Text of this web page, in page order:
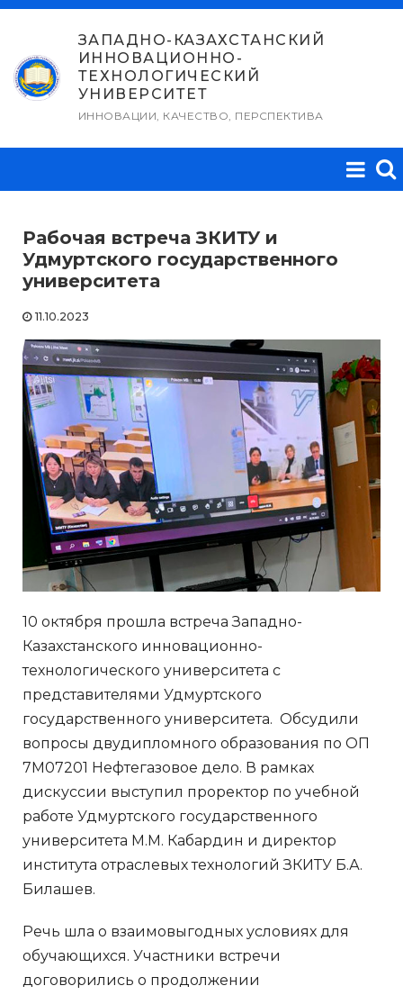
Перейти
содержимому
ЗАПАДНО-КАЗАХСТАНСКИЙ
ИННОВАЦИОННО-
ТЕХНОЛОГИЧЕСКИЙ
УНИВЕРСИТЕТ
ИННОВАЦИИ, КАЧЕСТВО, ПЕРСПЕКТИВА
Рабочая встреча ЗКИТУ и
Удмуртского государственного
университета
11.10.2023
10 октября прошла встреча Западно-
Казахстанского инновационно-
технологического университета с
представителями Удмуртского
государственного университета. Обсудили
вопросы двудипломного образования по ОП
7М07201 Нефтегазовое дело. В рамках
дискуссии выступил проректор по учебной
работе Удмуртского государственного
университета М.М. Кабардин и директор
института отраслевых технологий ЗКИТУ Б.А.
Билашев.
Речь шла о взаимовыгодных условиях для
обучающихся. Участники встречи
договорились о продолжении